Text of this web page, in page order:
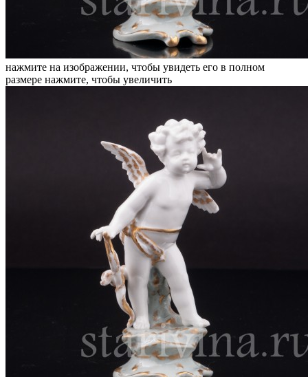
нажмите на изображении, чтобы увидеть его в полном
размере нажмите, чтобы увеличить